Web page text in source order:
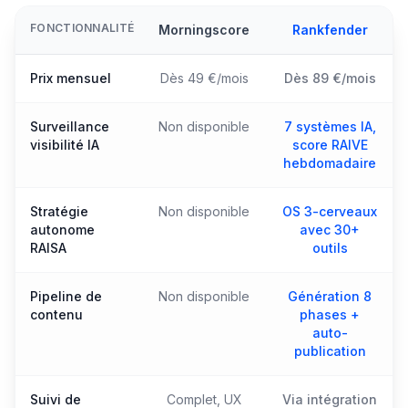
FONCTIONNALITÉ Morningscore Rankfender
Prix mensuel Dès 49 €/mois Dès 89 €/mois
Surveillance
visibilité IA
Non disponible
7 systèmes IA,
score RAIVE
hebdomadaire
Stratégie
autonome
RAISA
Non disponible
OS 3-cerveaux
avec 30+
outils
Pipeline de
contenu
Non disponible
Génération 8
phases +
auto-
publication
Suivi de
Complet, UX
Via intégration